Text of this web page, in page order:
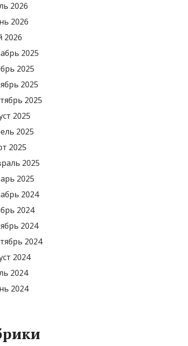
2026
2026
2026
2025
2025
2025
2025
2025
2025
2025
2025
2025
2024
2024
2024
2024
2024
2024
2024